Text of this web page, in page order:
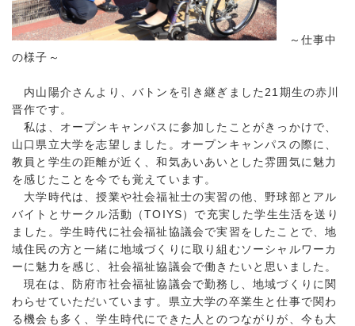
～仕事中
の様子～
内山陽介さんより、バトンを引き継ぎました21期生の赤川
晋作です。
私は、オープンキャンパスに参加したことがきっかけで、
山口県立大学を志望しました。オープンキャンパスの際に、
教員と学生の距離が近く、和気あいあいとした雰囲気に魅力
を感じたことを今でも覚えています。
大学時代は、授業や社会福祉士の実習の他、野球部とアル
バイトとサークル活動（TOIYS）で充実した学生生活を送り
ました。学生時代に社会福祉協議会で実習をしたことで、地
域住民の方と一緒に地域づくりに取り組むソーシャルワーカ
ーに魅力を感じ、社会福祉協議会で働きたいと思いました。
現在は、防府市社会福祉協議会で勤務し、地域づくりに関
わらせていただいています。県立大学の卒業生と仕事で関わ
る機会も多く、学生時代にできた人とのつながりが、今も大